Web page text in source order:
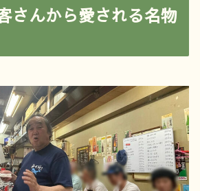
さんから愛される名物